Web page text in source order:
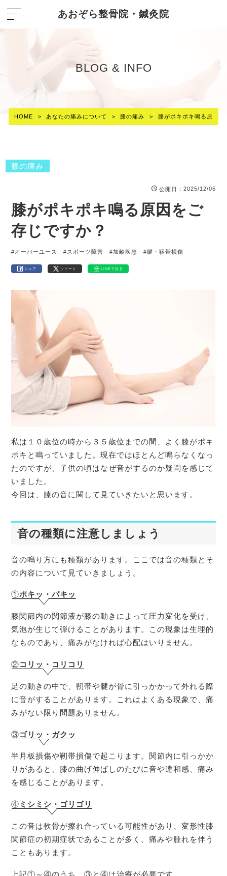
あおぞら整骨院・鍼灸院
BLOG & INFO
HOME > あなたの痛みについて > 膝の痛み > 膝がポキポキ鳴る原因を
膝の痛み
公開日 ：2025/12/05
膝がポキポキ鳴る原因をご
存じですか？
#オーバーユース #スポーツ障害 #加齢疾患 #腱・靱帯損傷
シェア ツイート LINEで送る
私は１０歳位の時から３５歳位までの間、よく膝がポキ
ポキと鳴っていました。現在ではほとんど鳴らなくなっ
たのですが、子供の頃はなぜ音がするのか疑問を感じて
いました。
今回は、膝の音に関して見ていきたいと思います。
音の種類に注意しましょう
音の鳴り方にも種類があります。ここでは音の種類とそ
の内容について見ていきましょう。
①ポキッ・パキッ
膝関節内の関節液が膝の動きによって圧力変化を受け、
気泡が生じて弾けることがあります。この現象は生理的
なものであり、痛みがなければ心配はいりません。
②コリッ・コリコリ
足の動きの中で、靭帯や腱が骨に引っかかって外れる際
に音がすることがあります。これはよくある現象で、痛
みがない限り問題ありません。
③ゴリッ・ガクッ
半月板損傷や靭帯損傷で起こります。関節内に引っかか
りがあると、膝の曲げ伸ばしのたびに音や違和感、痛み
を感じることがあります。
④ ミシミシ・ゴリゴリ
この音は軟骨が擦れ合っている可能性があり、変形性膝
関節症の初期症状であることが多く、痛みや腫れを伴う
こともあります。
上記①～④のうち、③と④は治療が必要です。